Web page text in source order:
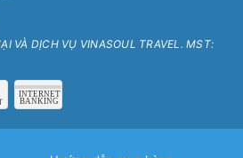
VÀ DỊCH VỤ VINASOUL TRAVEL. MST: